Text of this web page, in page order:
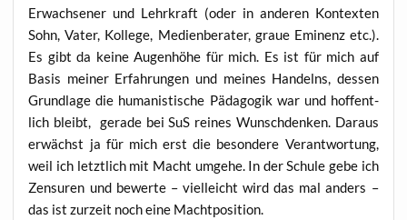
Erwach­se­ner und Lehr­kraft (oder in ande­ren Kon­tex­ten
Sohn, Vater, Kol­le­ge, Medi­en­be­ra­ter, graue Emi­nenz etc.).
Es gibt da kei­ne Augen­hö­he für mich. Es ist für mich auf
Basis mei­ner Erfah­run­gen und mei­nes Han­delns, des­sen
Grund­la­ge die huma­nis­ti­sche Päd­ago­gik war und hof­fent­
lich bleibt, gera­de bei SuS rei­nes Wunsch­den­ken. Dar­aus
erwächst ja für mich erst die beson­de­re Ver­ant­wor­tung,
weil ich letzt­lich mit Macht umge­he. In der Schu­le gebe ich
Zen­su­ren und bewer­te – viel­leicht wird das mal anders –
das ist zur­zeit noch eine Machtposition.